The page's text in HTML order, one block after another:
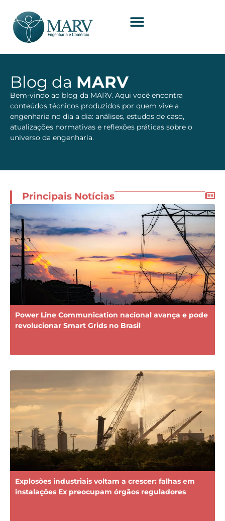
Blog da MARV
Bem-vindo ao blog da MARV. Aqui você encontra
conteúdos técnicos produzidos por quem vive a
engenharia no dia a dia: análises, estudos de caso,
atualizações normativas e reflexões práticas sobre o
universo da engenharia.
Principais Notícias
Power Line Communication nacional avança e pode
revolucionar Smart Grids no Brasil
Explosões industriais voltam a crescer: falhas em
instalações Ex preocupam órgãos reguladores